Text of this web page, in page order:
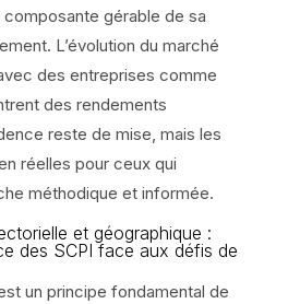
composante gérable de sa
L’évolution du marché
des entreprises comme
des rendements
reste de mise, mais les
réelles pour ceux qui
méthodique et informée.
et géographique :
des SCPI face aux défis de
un principe fondamental de